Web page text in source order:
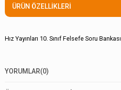
ÜRÜN ÖZELLIKLERI
Hız Yayınları 10. Sınıf Felsefe Soru Bankası
YORUMLAR(0)